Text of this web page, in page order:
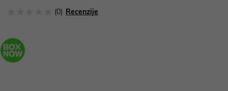
(0) Recenzije